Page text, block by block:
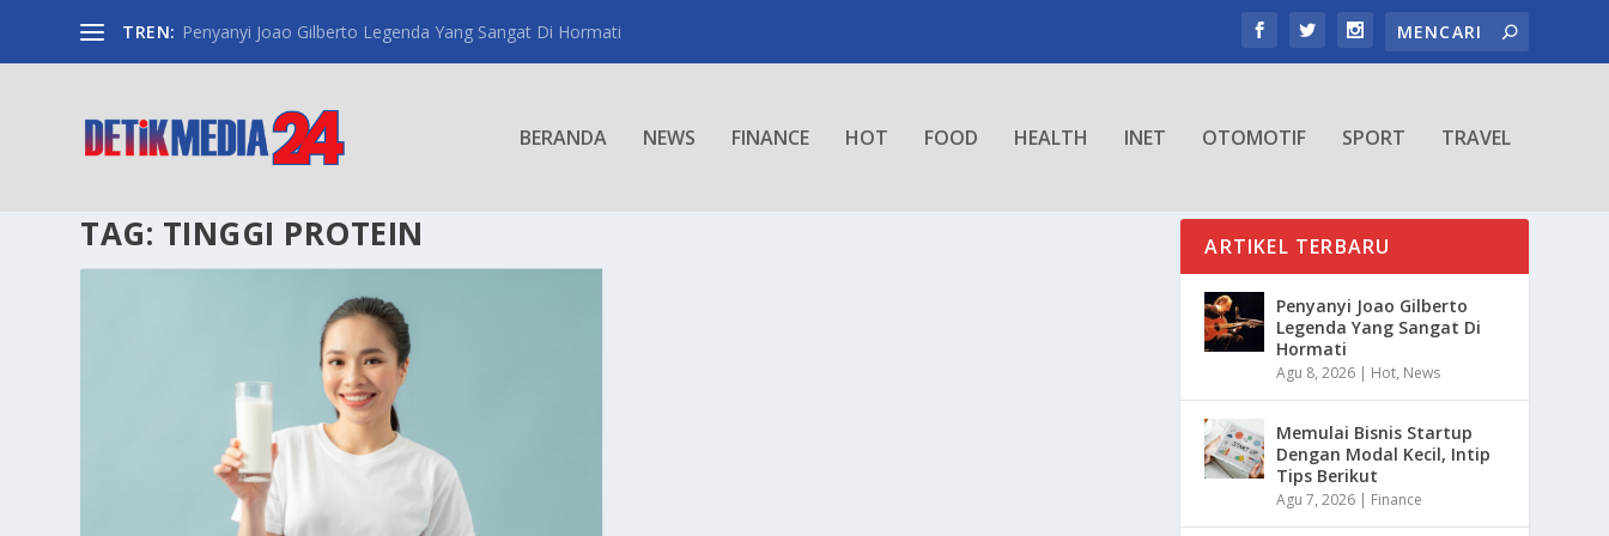
TREN: Penyanyi Joao Gilberto Legenda Yang Sangat Di Hormati
BERANDA NEWS FINANCE HOT FOOD HEALTH INET OTOMOTIF SPORT TRAVEL
TAG: TINGGI PROTEIN ARTIKEL TERBARU
Penyanyi Joao Gilberto
Legenda Yang Sangat Di
Hormati
Agu 8, 2026 | Hot, News
Memulai Bisnis Startup
Dengan Modal Kecil, Intip
Tips Berikut
Agu 7, 2026 | Finance